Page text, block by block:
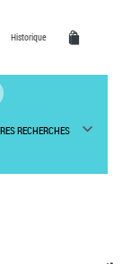
Historique
RECHERCHES